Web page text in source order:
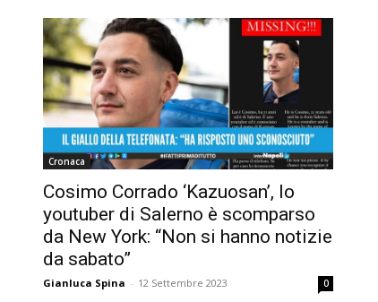
Cronaca
Cosimo Corrado ‘Kazuosan’, lo
youtuber di Salerno è scomparso
da New York: “Non si hanno notizie
da sabato”
Gianluca Spina - 12 Settembre 2023 0